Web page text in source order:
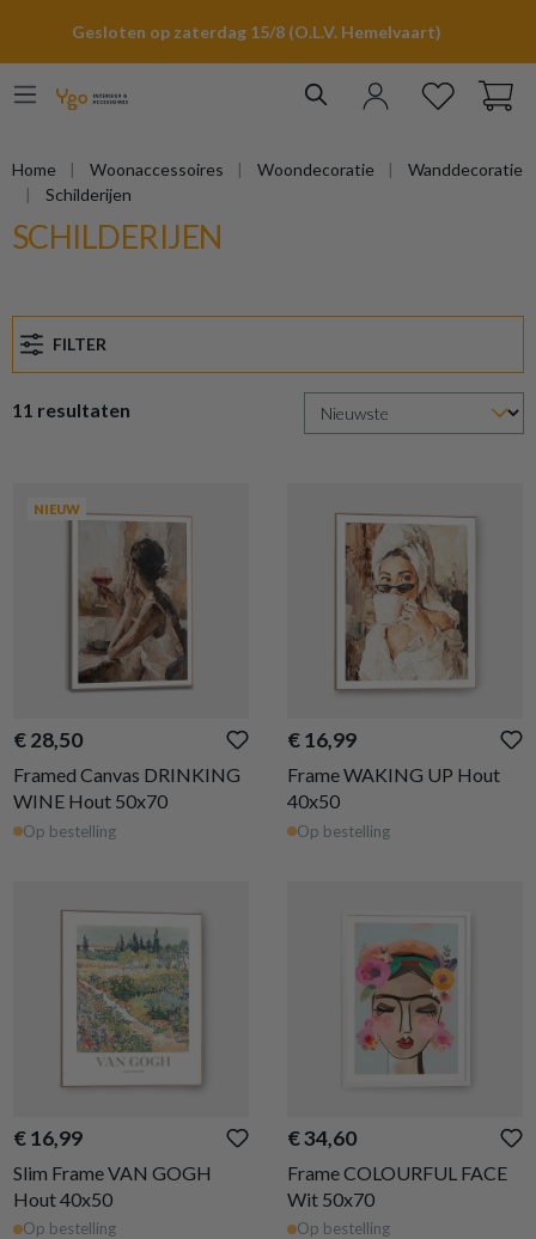
Gesloten op zaterdag 15/8 (O.L.V. Hemelvaart)
Home Woonaccessoires Woondecoratie
Wanddecoratie
Schilderijen
SCHILDERIJEN
FILTER
11 resultaten
NIEUW
€ 28,50
Framed Canvas DRINKING
WINE Hout 50x70
Op bestelling
€ 16,99
Frame WAKING UP Hout
40x50
Op bestelling
€ 16,99
Slim Frame VAN GOGH
Hout 40x50
Op bestelling
€ 34,60
Frame COLOURFUL FACE
Wit 50x70
Op bestelling